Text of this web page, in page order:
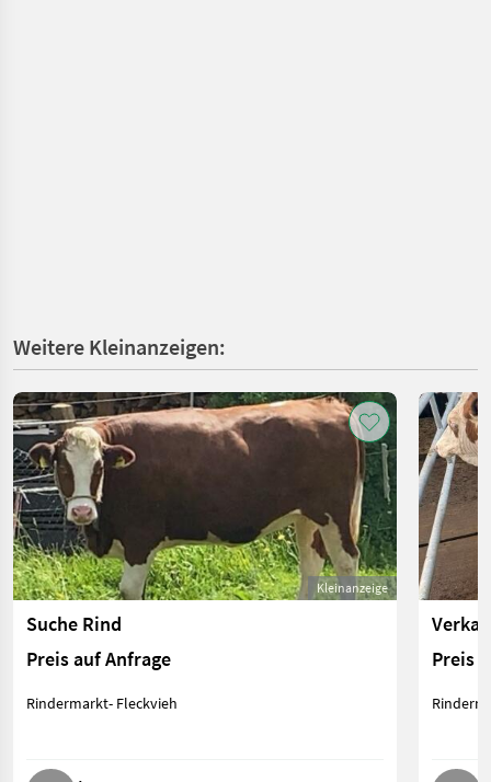
Weitere Kleinanzeigen:
Kleinanzeige
Suche Rind
Preis auf Anfrage
Rindermarkt- Fleckvieh
Preis